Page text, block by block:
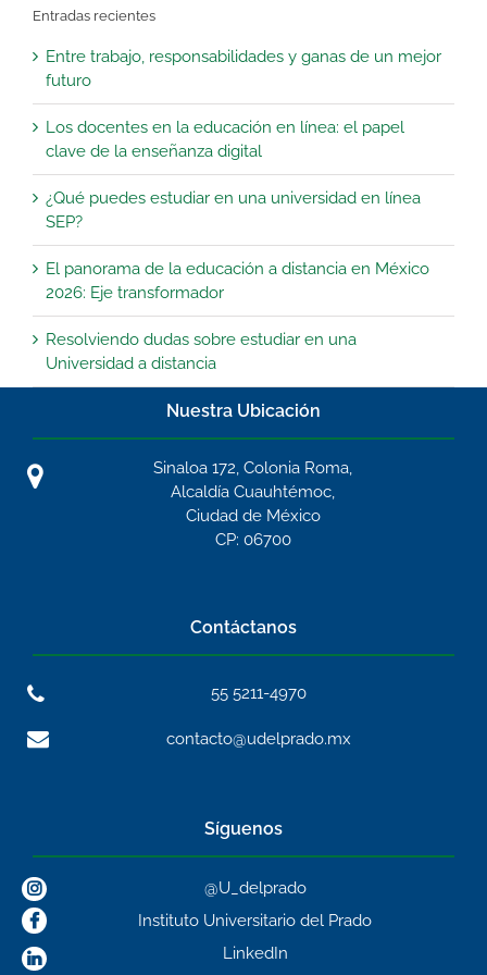
Entradas recientes
Entre trabajo, responsabilidades y ganas de un mejor
futuro
Los docentes en la educación en línea: el papel
clave de la enseñanza digital
¿Qué puedes estudiar en una universidad en línea
SEP?
El panorama de la educación a distancia en México
2026: Eje transformador
Resolviendo dudas sobre estudiar en una
Universidad a distancia
Nuestra Ubicación
Sinaloa 172, Colonia Roma,
Alcaldía Cuauhtémoc,
Ciudad de México
CP: 06700
Contáctanos
55 5211-4970
contacto@udelprado.mx
Síguenos
@U_delprado
Instituto Universitario del Prado
LinkedIn